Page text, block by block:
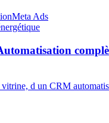
Meta Ads
d un CRM